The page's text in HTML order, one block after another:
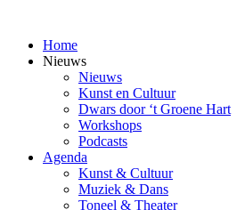
inhoudHome
Nieuws
Nieuws
Kunst en Cultuur
Dwars door ‘t Groene Hart
Workshops
Podcasts
Agenda
Kunst & Cultuur
Muziek & Dans
Toneel & Theater